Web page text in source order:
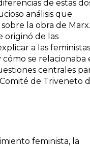
de estas
análisis que
la obra de Marx.
originó de las
a las
se relacionaba
centrales
de Triveneto
feminista, la